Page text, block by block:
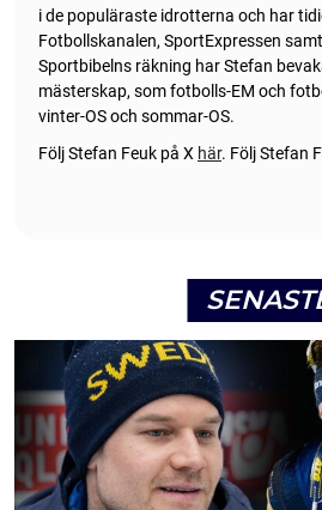
i de populäraste idrotterna och har
Fotbollskanalen, SportExpressen
Sportbibelns räkning har Stefan
mästerskap, som fotbolls-EM och
vinter-OS och sommar-OS.
Följ Stefan Feuk på X här. Följ Stefan